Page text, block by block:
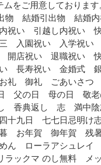
ムをご用意しておりま
物 結婚引出物 結婚
祝い 引越し内祝い
入園祝い 入学祝い
開店祝い 退職祝い
い 長寿祝い 金婚式
礼 御礼 ごあいさ
父の日 母の日 敬老
香典返し 志 満中
九日 七七日忌明け
お年賀 御年賀 残
ん ローラアシュレ
ックマ のし無料 メッ